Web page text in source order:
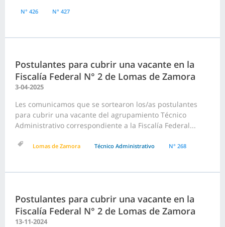
N° 426 N° 427
Postulantes para cubrir una vacante en la
Fiscalía Federal N° 2 de Lomas de Zamora
3-04-2025
Les comunicamos que se sortearon los/as postulantes
para cubrir una vacante del agrupamiento Técnico
Administrativo correspondiente a la Fiscalía Federal...
Lomas de Zamora Técnico Administrativo N° 268
Postulantes para cubrir una vacante en la
Fiscalía Federal N° 2 de Lomas de Zamora
13-11-2024